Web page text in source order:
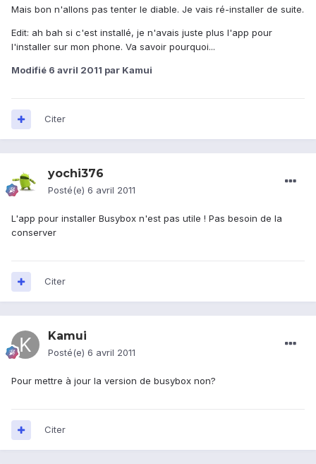
Mais bon n'allons pas tenter le diable. Je vais ré-installer de suite.
Edit: ah bah si c'est installé, je n'avais juste plus l'app pour
l'installer sur mon phone. Va savoir pourquoi...
Modifié 6 avril 2011 par Kamui
Citer
yochi376
Posté(e) 6 avril 2011
L'app pour installer Busybox n'est pas utile ! Pas besoin de la
conserver
Citer
Kamui
Posté(e) 6 avril 2011
Pour mettre à jour la version de busybox non?
Citer